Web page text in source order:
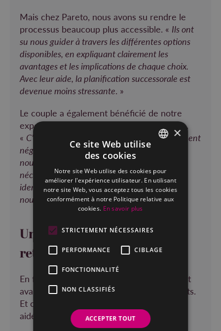
Mais chez Pareto, nous avons su rendre le
processus beaucoup plus accessible. « Ils ont
su nous guider à travers les différentes options
disponibles, en expliquant clairement les
avantages et les implications de chaque choix.
Avec leur aide, la planification successorale est
devenue moins stressante. »
Le couple a également bénéficié de notre
expertise en matière d’optimisation fiscale.
« C’est un aspect que nous aurions probablement
négligé si nous avions dû gérer cela seuls, car
nous n’avions pas les connaissances
nécessaires« , admet-il. « Mais Pareto a su
identifier des opportunités d’optimisation que
nous n’aurions pas soupçonnées . »
Une tranquillité d’esprit
retrouvée
En faisant appel à nous, ce couple cherchait
avant tout à assurer l’avenir de leurs enfants.
Et c’est précisément ce que nous les avons
aidés à accomplir.
DUTCH
×
Ce site Web utilise
des cookies
Notre site Web utilise des cookies pour
améliorer l'expérience utilisateur. En utilisant
notre site Web, vous acceptez tous les cookies
conformément à notre Politique relative aux
cookies. En savoir plus
STRICTEMENT NÉCESSAIRES
PERFORMANCE CIBLAGE
FONCTIONNALITÉ
NON CLASSIFIÉS
ACCEPTER TOUT